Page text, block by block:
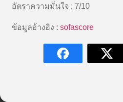
อัตราความมั่นใจ : 7/10
ข้อมูลอ้างอิง : sofascore